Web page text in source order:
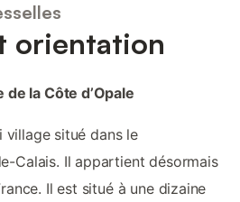
orientation
la Côte d’Opale
village situé dans le
Calais. Il appartient désormais
Il est situé à une dizaine